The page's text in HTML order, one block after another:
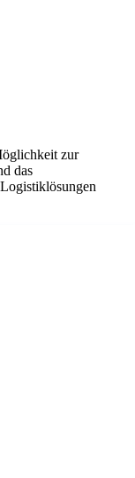
zur
das